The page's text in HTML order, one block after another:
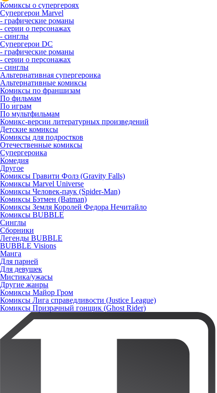
Комиксы о супергероях
Супергерои Marvel
- графические романы
- серии о персонажах
- синглы
Супергерои DC
- графические романы
- серии о персонажах
- синглы
Альтернативная супергероика
Альтернативные комиксы
Комиксы по франшизам
По фильмам
По играм
По мультфильмам
Комикс-версии литературных произведений
Детские комиксы
Комиксы для подростков
Отечественные комиксы
Супергероика
Комедия
Другое
Комиксы Гравити Фолз (Gravity Falls)
Комиксы Marvel Universe
Комиксы Человек-паук (Spider-Man)
Комиксы Бэтмен (Batman)
Комиксы Земля Королей Федора Нечитайло
Комиксы BUBBLE
Синглы
Сборники
Легенды BUBBLE
BUBBLE Visions
Манга
Для парней
Для девушек
Мистика/ужасы
Другие жанры
Комиксы Майор Гром
Комиксы Лига справедливости (Justice League)
Комиксы Призрачный гонщик (Ghost Rider)